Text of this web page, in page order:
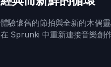
體驗懷舊的節拍與全新的木偶
在 Sprunki 中重新連接音樂創作